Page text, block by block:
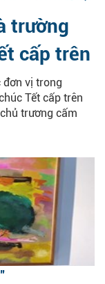
trường
cấp trên
đơn vị trong
Tết cấp trên
trương cấm